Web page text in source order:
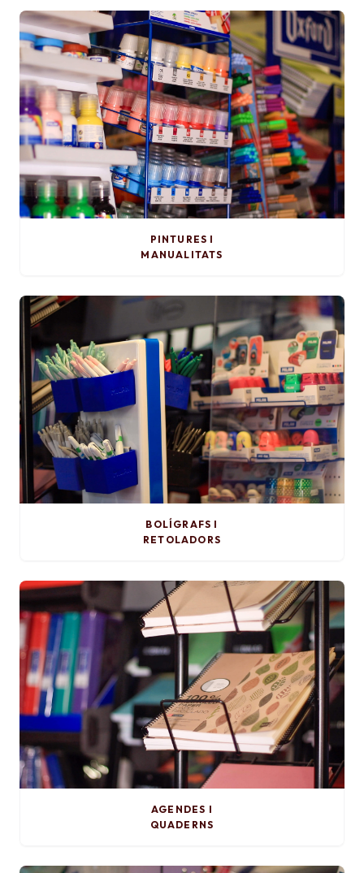
PINTURES I
MANUALITATS
BOLÍGRAFS I
RETOLADORS
AGENDES I
QUADERNS